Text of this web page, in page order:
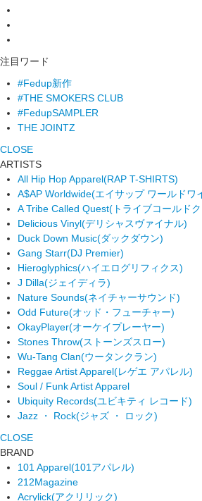
注目ワード
#Fedup新作
#THE SMOKERS CLUB
#FedupSAMPLER
THE JOINTZ
CLOSE
ARTISTS
All Hip Hop Apparel(RAP T-SHIRTS)
A$AP Worldwide(エイサップ ワールドワ
A Tribe Called Quest(トライブコールド
Delicious Vinyl(デリシャスヴァイナル)
Duck Down Music(ダックダウン)
Gang Starr(DJ Premier)
Hieroglyphics(ハイエログリフィクス)
J Dilla(ジェイディラ)
Nature Sounds(ネイチャーサウンド)
Odd Future(オッド・フューチャー)
OkayPlayer(オーケイプレーヤー)
Stones Throw(ストーンズスロー)
Wu-Tang Clan(ウータンクラン)
Reggae Artist Apparel(レゲエ アパレル)
Soul / Funk Artist Apparel
Ubiquity Records(ユビキティ レコード)
Jazz ・ Rock(ジャズ ・ ロック)
CLOSE
BRAND
101 Apparel(101アパレル)
212Magazine
Acrylick(アクリリック)